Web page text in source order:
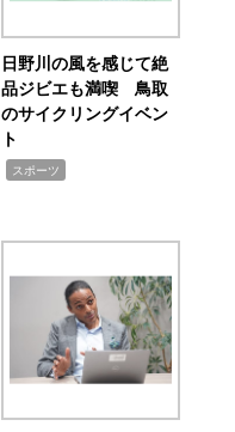
日野川の風を感じて絶
品ジビエも満喫 鳥取
のサイクリングイベン
ト
スポーツ